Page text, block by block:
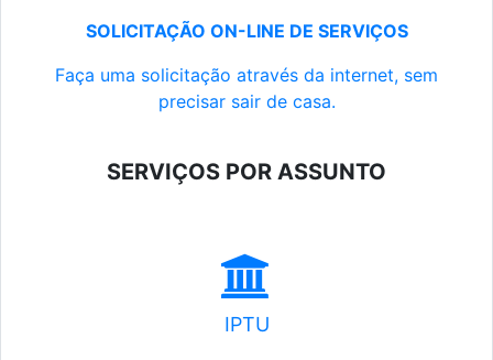
SOLICITAÇÃO ON-LINE DE SERVIÇOS
Faça uma solicitação através da internet, sem
precisar sair de casa.
SERVIÇOS POR ASSUNTO
IPTU